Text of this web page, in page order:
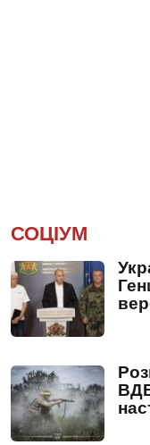
СОЦІУМ